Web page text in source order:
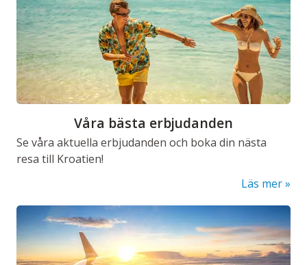
Våra bästa erbjudanden
Se våra aktuella erbjudanden och boka din nästa
resa till Kroatien!
Läs mer